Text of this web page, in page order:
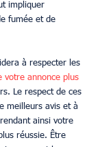
impliquer
fumée et de
à respecter les
votre annonce plus
Le respect de ces
meilleurs avis et à
ainsi votre
réussie. Être